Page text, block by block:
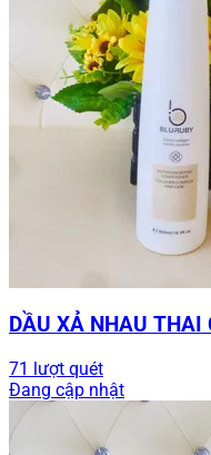
DẦU XẢ NHAU
71 lượt quét
Đang cập nhật